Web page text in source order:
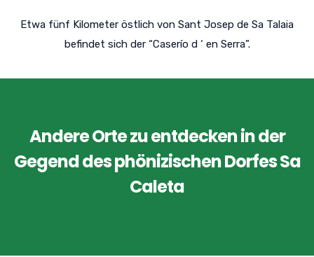
Etwa fünf Kilometer östlich von Sant Josep de Sa Talaia
befindet sich der “Caserío d ‘ en Serra”.
Andere Orte zu entdecken in der
Gegend des phönizischen Dorfes Sa
Caleta